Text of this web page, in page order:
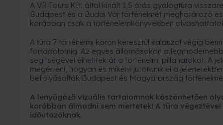
A VR Tours Kft. által kínált 1,5 órás gyalogtúra
Budapest és a Budai Vár történelmét meghatározó
korábban csak a történelemkönyvekben
A túra 7 történelmi koron keresztül kalauzol végig
forradalomig. Az egyes állomásokon a
segítségével élhetitek át a történelmi pillanatokat. A
megérteni, hogyan és miként jutottunk el a
befolyásolták Budapest és Magyarország
A lenyűgöző vizuális tartalomnak köszönhetően
korábban álmodni sem mertetek! A túra
időutazóknak.